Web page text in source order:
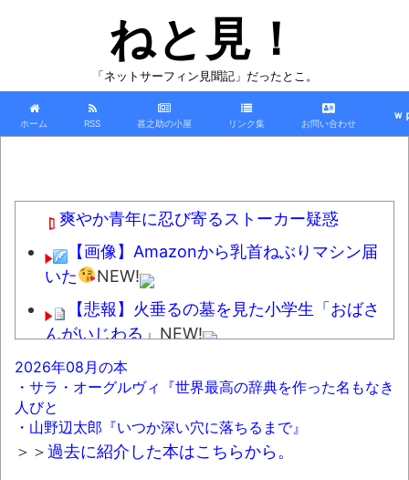
ねと見！
「ネットサーフィン見聞記」だったとこ。
ホーム RSS 甚之助の小屋 リンク集 お問い合わせ
ｗ
爽やか青年に忍び寄るストーカー疑惑
【画像】Amazonから乳首ねぶりマシン届
いた
NEW!
【悲報】火垂るの墓を見た小学生「おばさ
んがいじわる」 NEW!
【販促】なんだよこの漫画ｗｗｗ【注意】
NEW!
【驚愕】わいアラフォーになって、『とん
でもない事実』に気づくｗｗｗｗｗｗｗ
2026年08月の本
・サラ・オーグルヴィ『世界最高の辞典を作った名もなき
人びと
・山野辺太郎『いつか深い穴に落ちるまで』
＞＞過去に紹介した本はこちらから。